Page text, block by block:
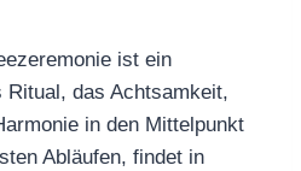
ist ein
Ritual, das Achtsamkeit,
in den Mittelpunkt
Abläufen, findet in